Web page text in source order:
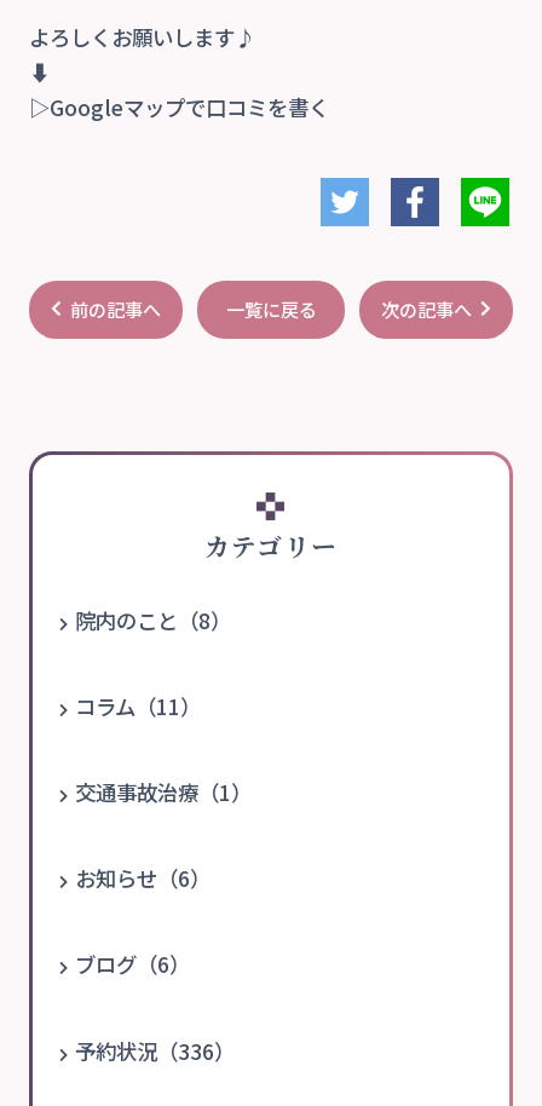
よろしくお願いします♪
⬇
▷Googleマップで口コミを書く
前の記事へ 一覧に戻る 次の記事へ
カテゴリー
院内のこと（8）
コラム（11）
交通事故治療（1）
お知らせ（6）
ブログ（6）
予約状況（336）